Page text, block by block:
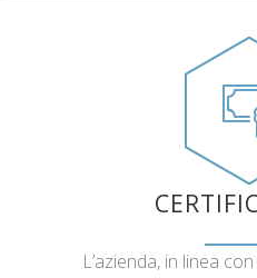
L’azienda, in linea